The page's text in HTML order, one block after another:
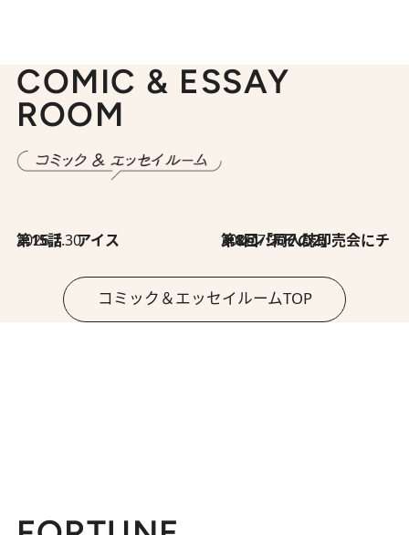
COMIC & ESSAY
ROOM
2026.7.30
第15話 アイス 2026.7.30
第8回「同人誌即売会にチャレンジ その2」
コミック＆エッセイルームTOP